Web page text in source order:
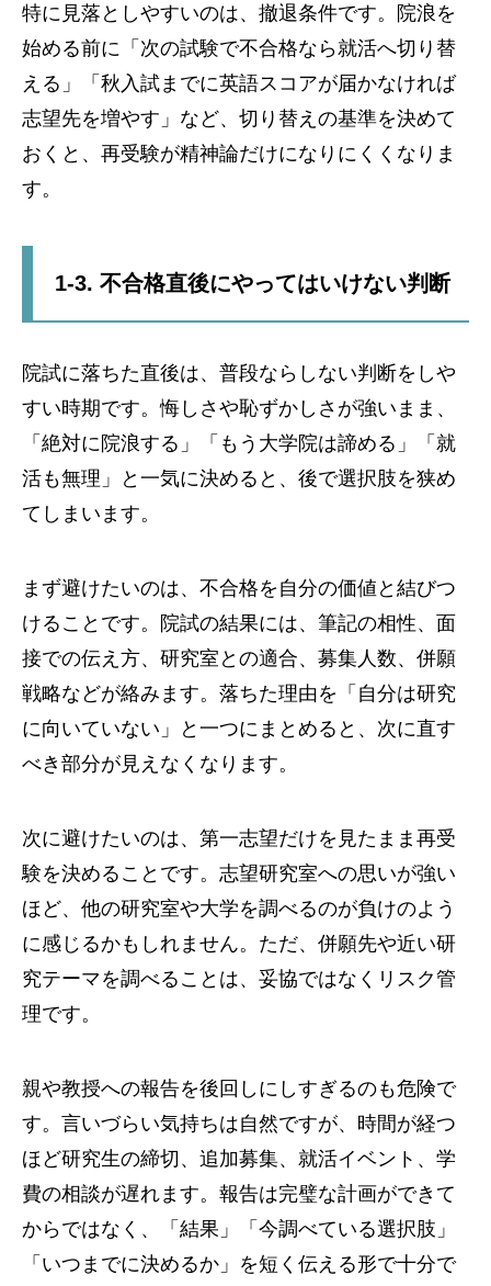
特に見落としやすいのは、撤退条件です。院浪を
始める前に「次の試験で不合格なら就活へ切り替
える」「秋入試までに英語スコアが届かなければ
志望先を増やす」など、切り替えの基準を決めて
おくと、再受験が精神論だけになりにくくなりま
す。
1-3. 不合格直後にやってはいけない判断
院試に落ちた直後は、普段ならしない判断をしや
すい時期です。悔しさや恥ずかしさが強いまま、
「絶対に院浪する」「もう大学院は諦める」「就
活も無理」と一気に決めると、後で選択肢を狭め
てしまいます。
まず避けたいのは、不合格を自分の価値と結びつ
けることです。院試の結果には、筆記の相性、面
接での伝え方、研究室との適合、募集人数、併願
戦略などが絡みます。落ちた理由を「自分は研究
に向いていない」と一つにまとめると、次に直す
べき部分が見えなくなります。
次に避けたいのは、第一志望だけを見たまま再受
験を決めることです。志望研究室への思いが強い
ほど、他の研究室や大学を調べるのが負けのよう
に感じるかもしれません。ただ、併願先や近い研
究テーマを調べることは、妥協ではなくリスク管
理です。
親や教授への報告を後回しにしすぎるのも危険で
す。言いづらい気持ちは自然ですが、時間が経つ
ほど研究生の締切、追加募集、就活イベント、学
費の相談が遅れます。報告は完璧な計画ができて
からではなく、「結果」「今調べている選択肢」
「いつまでに決めるか」を短く伝える形で十分で